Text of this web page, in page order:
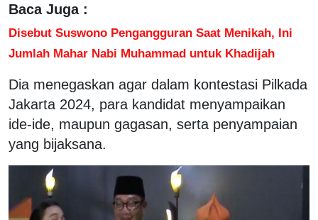
Baca Juga :
Disebut Suswono Pengangguran Saat Menikah, Ini
Jumlah Mahar Nabi Muhammad untuk Khadijah
Dia menegaskan agar dalam kontestasi Pilkada
Jakarta 2024, para kandidat menyampaikan
ide-ide, maupun gagasan, serta penyampaian
yang bijaksana.